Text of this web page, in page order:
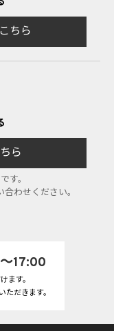
ちら
ら
す。
わせください。
17:00
ます。
だきます。